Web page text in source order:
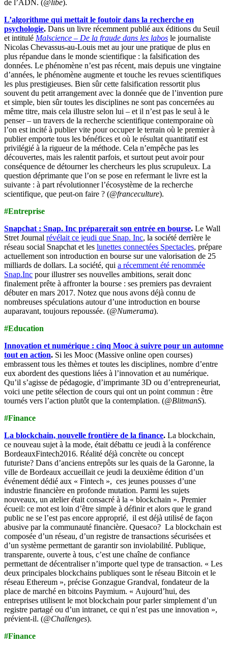
de l’ADN. (@libe).
L’algorithme qui mettait le foutoir dans la recherche en
psychologie. Dans un livre récemment publié aux éditions du Seuil
et intitulé Malscience – De la fraude dans les labos le journaliste
Nicolas Chevassus-au-Louis met au jour une pratique de plus en
plus répandue dans le monde scientifique : la falsification des
données. Le phénomène n’est pas récent, mais depuis une vingtaine
d’années, le phénomène augmente et touche les revues scientifiques
les plus prestigieuses. Bien sûr cette falsification ressortit plus
souvent du petit arrangement avec la donnée que de l’invention pure
et simple, bien sûr toutes les disciplines ne sont pas concernées au
même titre, mais cela illustre selon lui – et il n’est pas le seul à le
penser – un travers de la recherche scientifique contemporaine où
l’on est incité à publier vite pour occuper le terrain où le premier à
publier emporte tous les bénéfices et où le résultat quantitatif est
privilégié à la rigueur de la méthode. Cela n’empêche pas les
découvertes, mais les ralentit parfois, et surtout peut avoir pour
conséquence de détourner les chercheurs les plus scrupuleux. La
question déprimante que l’on se pose en refermant le livre est la
suivante : à part révolutionner l’écosystème de la recherche
scientifique, que peut-on faire ? (@franceculture).
#Entreprise
Snapchat : Snap. Inc préparerait son entrée en bourse. Le Wall
Stret Journal révélait ce jeudi que Snap. Inc, la société derrière le
réseau social Snapchat et les lunettes connectées Spectacles, prépare
actuellement son introduction en bourse sur une valorisation de 25
milliards de dollars. La société, qui a récemment été renommée
Snap.Inc pour illustrer ses nouvelles ambitions, serait donc
finalement prête à affronter la bourse : ses premiers pas devraient
débuter en mars 2017. Notez que nous avons déjà connu de
nombreuses spéculations autour d’une introduction en bourse
auparavant, toujours repoussée. (@Numerama).
#Education
Innovation et numérique : cinq Mooc à suivre pour un automne
tout en action. Si les Mooc (Massive online open courses)
embrassent tous les thèmes et toutes les disciplines, nombre d’entre
eux abordent des questions liées à l’innovation et au numérique.
Qu’il s’agisse de pédagogie, d’imprimante 3D ou d’entrepreneuriat,
voici une petite sélection de cours qui ont un point commun : être
tournés vers l’action plutôt que la contemplation. (@BlitmanS).
#Finance
La blockchain, nouvelle frontière de la finance. La blockchain,
ce nouveau sujet à la mode, était débattu ce jeudi à la conférence
BordeauxFintech2016. Réalité déjà concrète ou concept
futuriste? Dans d’anciens entrepôts sur les quais de la Garonne, la
ville de Bordeaux accueillait ce jeudi la deuxième édition d’un
événement dédié aux « Fintech », ces jeunes pousses d’une
industrie financière en profonde mutation. Parmi les sujets
nouveaux, un atelier était consacré à la « blockchain ». Premier
écueil: ce mot est loin d’être simple à définir et alors que le grand
public ne se l’est pas encore approprié, il est déjà utilisé de façon
abusive par la communauté financière. Quesaco? La blockchain est
composée d’un réseau, d’un registre de transactions sécurisées et
d’un système permettant de garantir son inviolabilité. Publique,
transparente, ouverte à tous, c’est une chaîne de confiance
permettant de décentraliser n’importe quel type de transaction. « Les
deux principales blockchains publiques sont le réseau Bitcoin et le
réseau Ethereum », précise Gonzague Grandval, fondateur de la
place de marché en bitcoins Paymium. « Aujourd’hui, des
entreprises utilisent le mot blockchain pour parler simplement d’un
registre partagé ou d’un intranet, ce qui n’est pas une innovation »,
prévient-il. (@Challenges).
#Finance